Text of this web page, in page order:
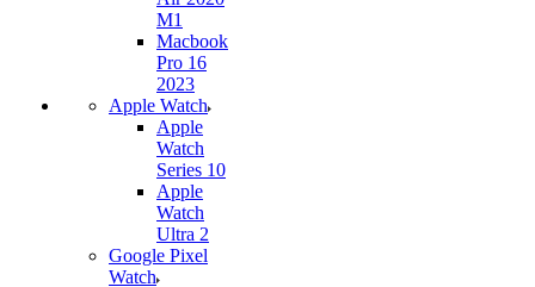
M1
Macbook
Pro 16
2023
Apple Watch
Apple
Watch
Series 10
Apple
Watch
Ultra 2
Google Pixel
Watch